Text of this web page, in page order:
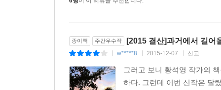
종이책 주간우수작 [2015 결산]과거에서 길어
w*****8 2015-12-07 신고
그러고 보니 황석영 작가의
하다. 그런데 이번 신작은 달